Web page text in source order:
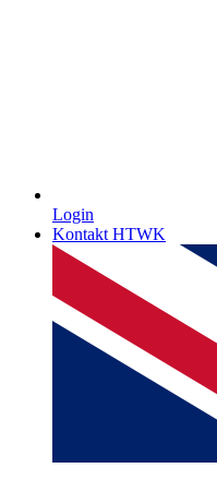
Login
Kontakt HTWK